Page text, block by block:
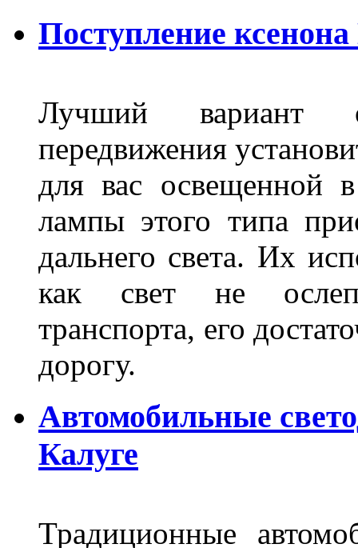
Поступление
Лучший вариант
передвижения
для вас освещенной
лампы этого типа
дальнего света. Их
как свет не
транспорта, его
дорогу.
Автомобильные
Калуге
Традиционные